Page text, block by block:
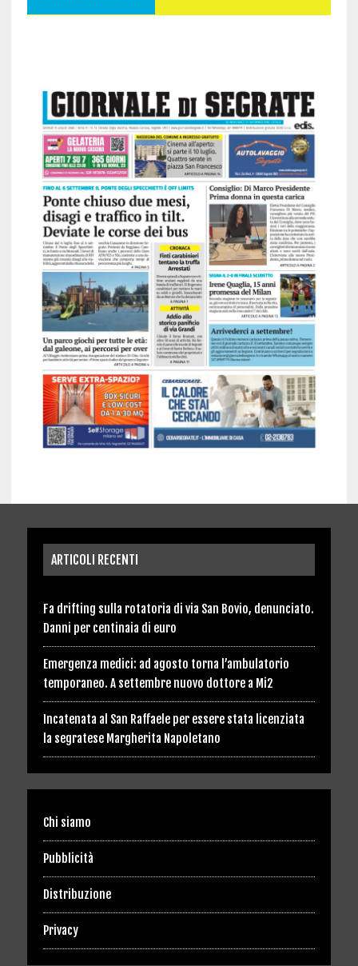
ARTICOLI RECENTI
Fa drifting sulla rotatoria di via San Bovio, denunciato.
Danni per centinaia di euro
Emergenza medici: ad agosto torna l’ambulatorio
temporaneo. A settembre nuovo dottore a Mi2
Incatenata al San Raffaele per essere stata licenziata
la segratese Margherita Napoletano
Chi siamo
Pubblicità
Distribuzione
Privacy